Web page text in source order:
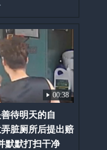
00:38
待明天的自
脏厕所后提出赔
默默打扫干净